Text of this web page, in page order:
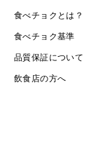
食べチョクとは？
食べチョク基準
品質保証について
飲食店の方へ